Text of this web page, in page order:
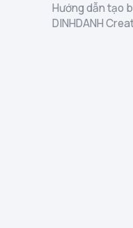
Hướng dẫn tạo
DINHDANH